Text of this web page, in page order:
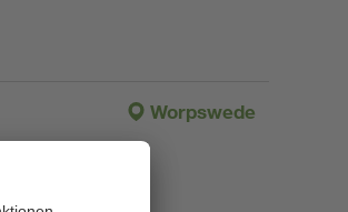
Worpswede